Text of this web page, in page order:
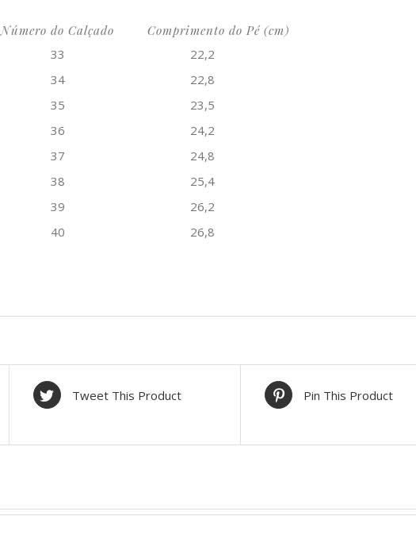
Número do Calçado
Comprimento do Pé (cm)
33
22,2
34
22,8
35
23,5
36
24,2
37
24,8
38
25,4
39
26,2
40
26,8
Tweet This Product Pin This Product